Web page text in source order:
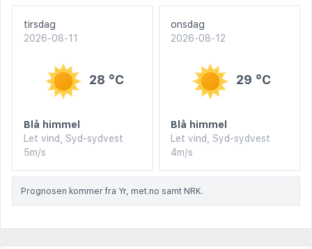
tirsdag
2026-08-11
28 °C
Blå himmel
Let vind, Syd-sydvest
5m/s
onsdag
2026-08-12
29 °C
Blå himmel
Let vind, Syd-sydvest
4m/s
Prognosen kommer fra Yr, met.no samt NRK.